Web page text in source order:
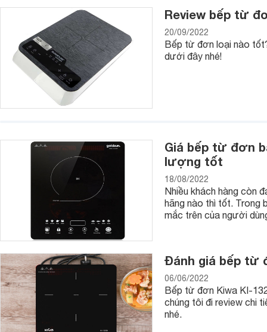
Review bếp từ
20/09/2022
Bếp từ đơn loại nào
dưới đây nhé!
Giá bếp từ đơn
lượng tốt
18/08/2022
Nhiều khách hàng còn
hãng nào thì tốt. Trong
mắc trên của người
Đánh giá bếp từ
06/06/2022
Bếp từ đơn Kiwa KI-
chúng tôi đi review chi
nhé.